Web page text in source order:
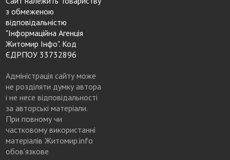
з обмеженою
відповідальністю
"Інформаційна Агенція
Житомир Інфо". Код
ЄДРПОУ 33732896
Адміністрація сайту може
не розділяти думку автора
і не несе відповідальності
за авторські матеріали.
При повному чи
частковому використанні
матеріалів Житомир.info
обов’язкове